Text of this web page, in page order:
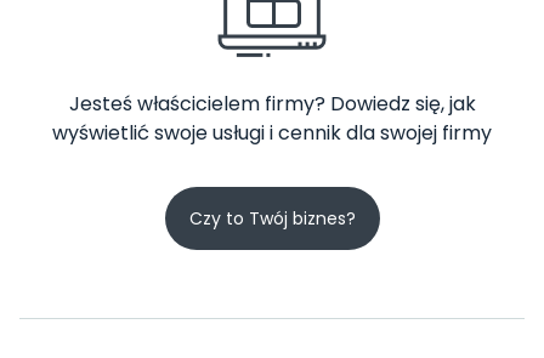
Jesteś właścicielem firmy? Dowiedz się, jak
wyświetlić swoje usługi i cennik dla swojej firmy
Czy to Twój biznes?